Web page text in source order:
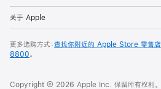
关于 Apple
更多选购方式：查找你附近的 Apple Store 零售店
8800。
Copyright © 2026 Apple Inc. 保留所有权利。